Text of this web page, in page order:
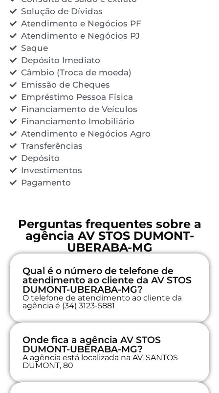
Solução de Dívidas
Atendimento e Negócios PF
Atendimento e Negócios PJ
Saque
Depósito Imediato
Câmbio (Troca de moeda)
Emissão de Cheques
Empréstimo Pessoa Física
Financiamento de Veículos
Financiamento Imobiliário
Atendimento e Negócios Agro
Transferências
Depósito
Investimentos
Pagamento
Perguntas frequentes sobre a
agência AV STOS DUMONT-
UBERABA-MG
Qual é o número de telefone de
atendimento ao cliente da AV STOS
DUMONT-UBERABA-MG?
O telefone de atendimento ao cliente da
agência é (34) 3123-5881
Onde fica a agência AV STOS
DUMONT-UBERABA-MG?
A agência está localizada na AV. SANTOS
DUMONT, 80